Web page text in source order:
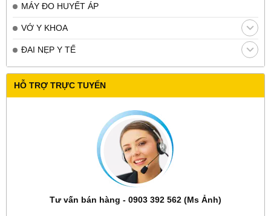
MÁY ĐO HUYẾT ÁP
VỚ Y KHOA
ĐAI NẸP Y TẾ
HỖ TRỢ TRỰC TUYẾN
Tư vấn bán hàng - 0903 392 562 (Ms Ảnh)